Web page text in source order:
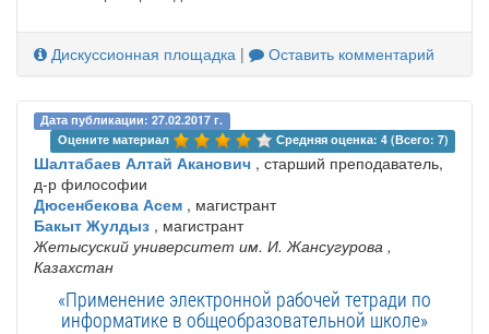
Дискуссионная площадка | Оставить комментарий
Дата публикации: 27.02.2017 г.
Оцените материал
Средняя оценка: 4 (Всего: 7)
Шалтабаев Алтай Аканович , старший преподаватель,
д-р философии
Дюсенбекова Асем , магистрант
Бакыт Жулдыз , магистрант
Жетысуский университет им. И. Жансугурова ,
Казахстан
«Применение электронной рабочей тетради по
информатике в общеобразовательной школе»